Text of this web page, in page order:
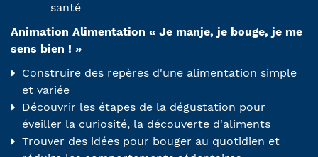
santé
Animation Alimentation « Je manje, je bouge, je me
sens bien ! »
Construire des repères d'une alimentation simple
et variée
Découvrir les étapes de la dégustation pour
éveiller la curiosité, la découverte d'aliments
Trouver des idées pour bouger au quotidien et